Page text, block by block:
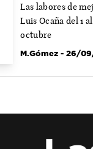
Las labores de
Luis Ocaña del 1
octubre
M.Gómez - 26/